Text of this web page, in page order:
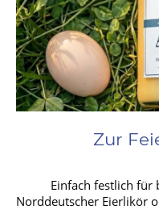
Zur
Einfach festlich für
Norddeutscher Eierlikör